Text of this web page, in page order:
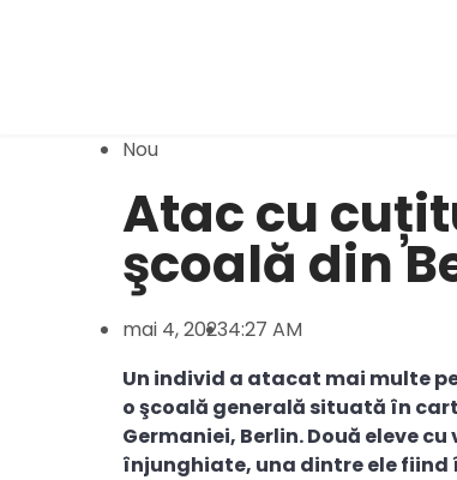
Nou
Atac cu
şcoală din
mai 4, 20234:27 AM
Un individ a atacat mai multe
o şcoală generală situată în
Germaniei, Berlin. Două eleve
înjunghiate, una dintre ele fiind